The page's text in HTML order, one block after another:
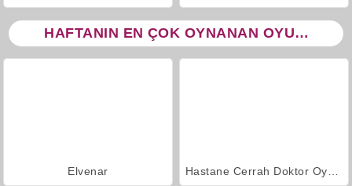
HAFTANIN EN ÇOK OYNANAN OYUNLARI
Elvenar